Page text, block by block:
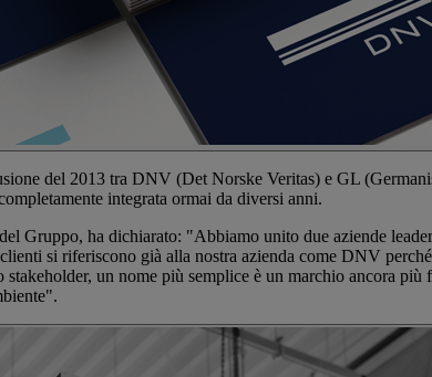
del 2013 tra DNV (Det Norske Veritas) e GL
integrata ormai da diversi anni.
Gruppo, ha dichiarato: "Abbiamo unito due aziende
si riferiscono già alla nostra azienda come DNV
un nome più semplice è un marchio ancora